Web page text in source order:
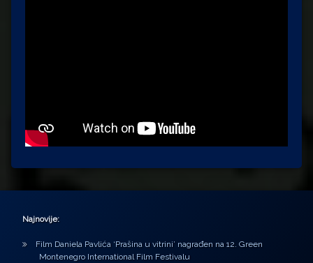
Najnovije:
Film Daniela Pavlića ‘Prašina u vitrini’ nagrađen na 12. Green
Montenegro International Film Festivalu